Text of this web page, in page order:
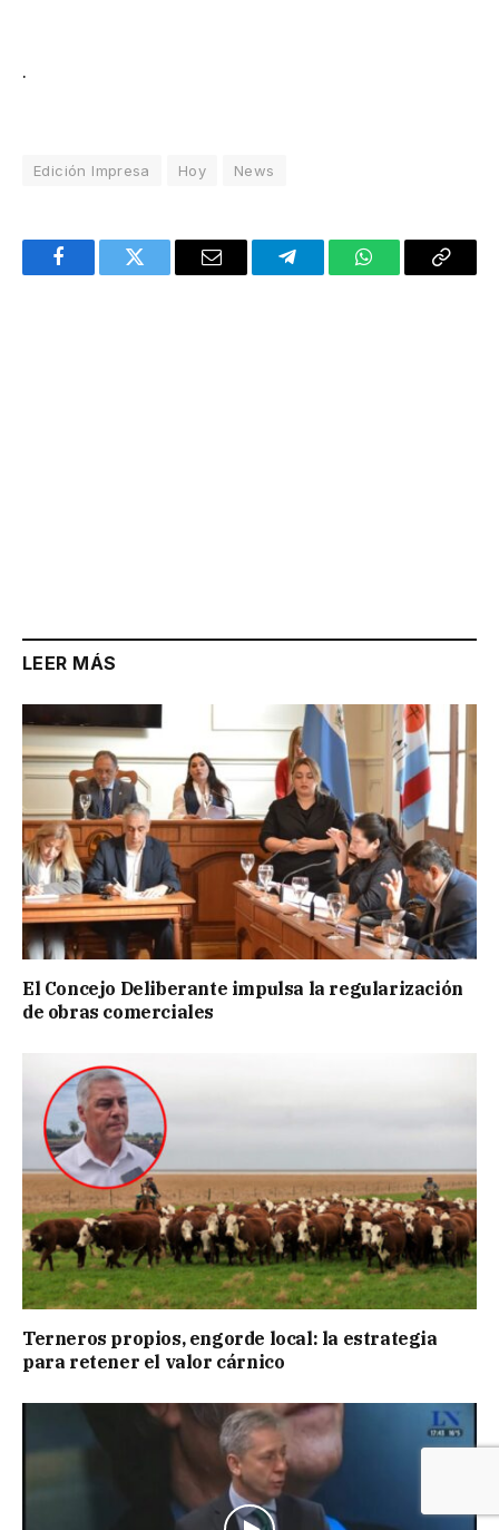
.
Edición Impresa Hoy News
FacebookTwitter Email TelegramWhatsAppCopy
LEER MÁS
El Concejo Deliberante impulsa la regularización
de obras comerciales
Terneros propios, engorde local: la estrategia
para retener el valor cárnico